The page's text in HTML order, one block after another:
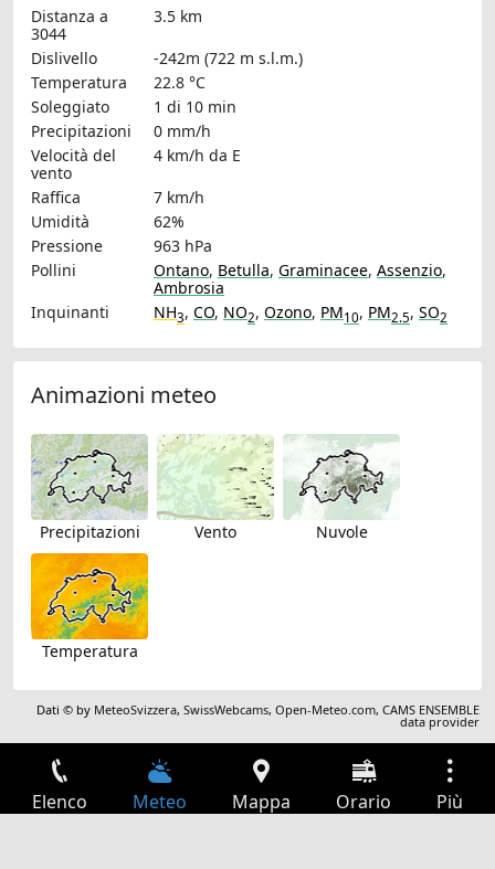
Distanza a
3044
3.5 km
Dislivello
-242m (722 m s.l.m.)
Temperatura
22.8 °C
Soleggiato
1 di 10 min
Precipitazioni
0 mm/h
Velocità del
vento
4 km/h da E
Raffica
7 km/h
Umidità
62%
Pressione
963 hPa
Pollini
Ontano, Betulla, Graminacee, Assenzio,
Ambrosia
Inquinanti
NH3, CO, NO2, Ozono, PM10, PM2.5, SO2
Animazioni meteo
Precipitazioni Vento Nuvole
Temperatura
Dati © by MeteoSvizzera,SwissWebcams,Open-Meteo.com,CAMS ENSEMBLE
data provider
Elenco Meteo Mappa Orario Più